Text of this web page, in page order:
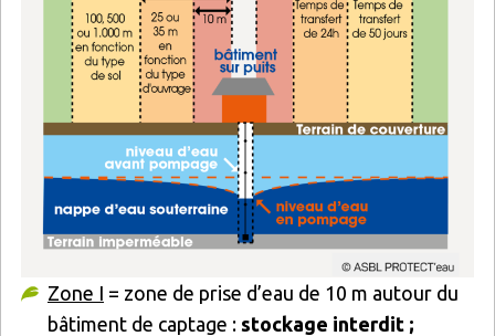
Zone I = zone de prise d’eau de 10 m autour du
bâtiment de captage : stockage interdit ;